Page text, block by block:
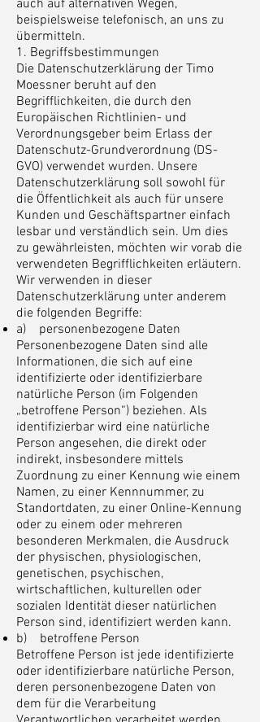
auch auf alternativen Wegen,
beispielsweise telefonisch, an uns zu
übermitteln.
1. Begriffsbestimmungen
Die Datenschutzerklärung der Timo
Moessner beruht auf den
Begrifflichkeiten, die durch den
Europäischen Richtlinien- und
Verordnungsgeber beim Erlass der
Datenschutz-Grundverordnung (DS-
GVO) verwendet wurden. Unsere
Datenschutzerklärung soll sowohl für
die Öffentlichkeit als auch für unsere
Kunden und Geschäftspartner einfach
lesbar und verständlich sein. Um dies
zu gewährleisten, möchten wir vorab die
verwendeten Begrifflichkeiten erläutern.
Wir verwenden in dieser
Datenschutzerklärung unter anderem
die folgenden Begriffe:
a) personenbezogene Daten
Personenbezogene Daten sind alle
Informationen, die sich auf eine
identifizierte oder identifizierbare
natürliche Person (im Folgenden
„betroffene Person“) beziehen. Als
identifizierbar wird eine natürliche
Person angesehen, die direkt oder
indirekt, insbesondere mittels
Zuordnung zu einer Kennung wie einem
Namen, zu einer Kennnummer, zu
Standortdaten, zu einer Online-Kennung
oder zu einem oder mehreren
besonderen Merkmalen, die Ausdruck
der physischen, physiologischen,
genetischen, psychischen,
wirtschaftlichen, kulturellen oder
sozialen Identität dieser natürlichen
Person sind, identifiziert werden kann.
b) betroffene Person
Betroffene Person ist jede identifizierte
oder identifizierbare natürliche Person,
deren personenbezogene Daten von
dem für die Verarbeitung